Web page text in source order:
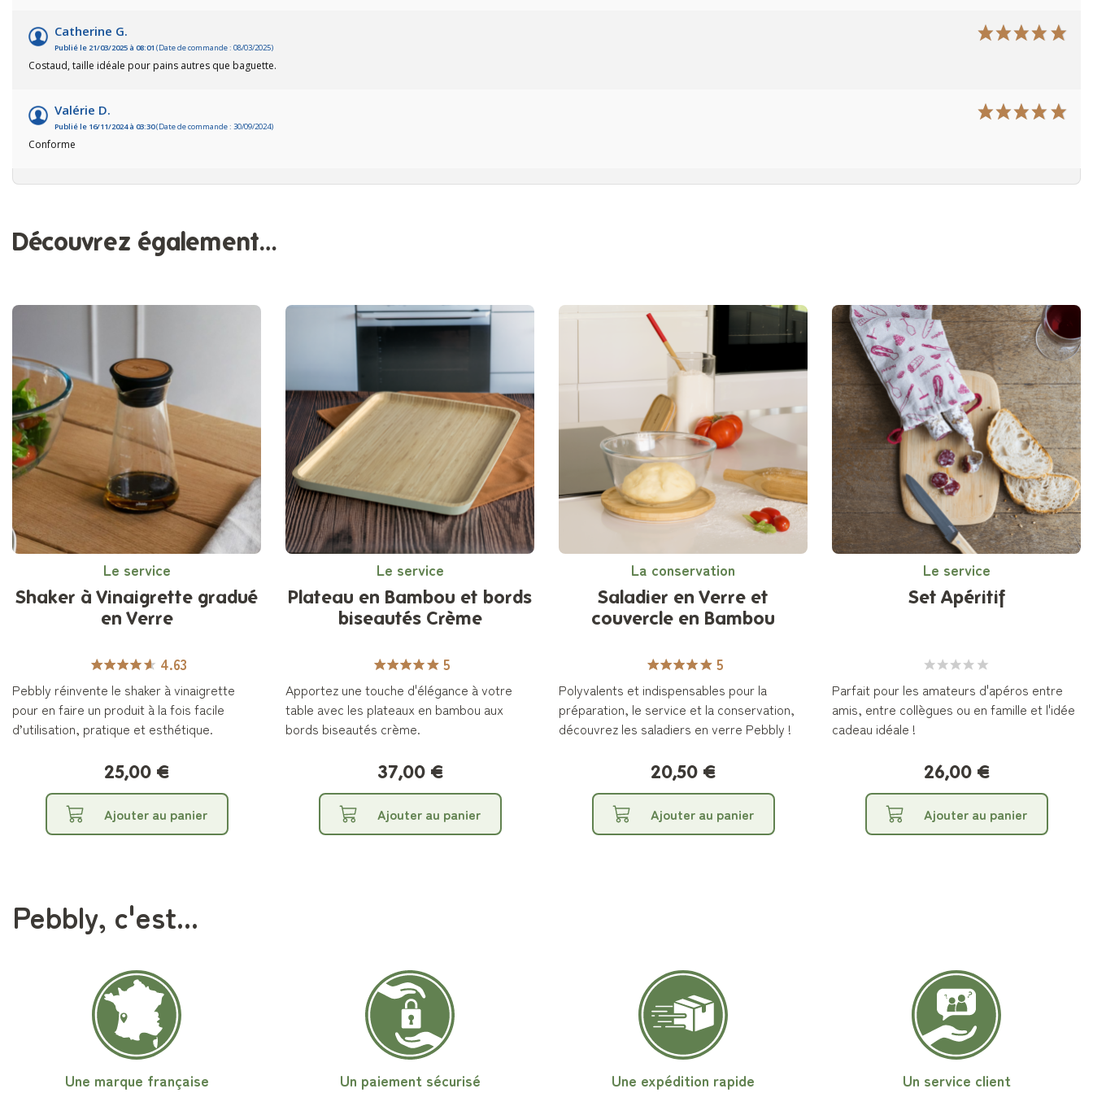
Catherine G.
Publié le 21/03/2025 à 08:01 (Date de commande : 08/03/2025)
Costaud, taille idéale pour pains autres que baguette.
Valérie D.
Publié le 16/11/2024 à 03:30(Date de commande : 30/09/2024)
Conforme
Découvrez également…
Le service
Shaker à Vinaigrette gradué
en Verre
4.63
Pebbly réinvente le shaker à vinaigrette
pour en faire un produit à la fois facile
d’utilisation, pratique et esthétique.
25,00 €
Ajouter au panier
Le service
Plateau en Bambou et bords
biseautés Crème
5
Apportez une touche d'élégance à votre
table avec les plateaux en bambou aux
bords biseautés crème.
37,00 €
Ajouter au panier
La conservation
Saladier en Verre et
couvercle en Bambou
5
Polyvalents et indispensables pour la
préparation, le service et la conservation,
découvrez les saladiers en verre Pebbly !
20,50 €
Ajouter au panier
Le service
Set Apéritif
Parfait pour les amateurs d'apéros entre
amis, entre collègues ou en famille et l'idée
cadeau idéale !
26,00 €
Ajouter au panier
Pebbly, c'est...
Une marque française Un paiement sécurisé Une expédition rapide Un service client